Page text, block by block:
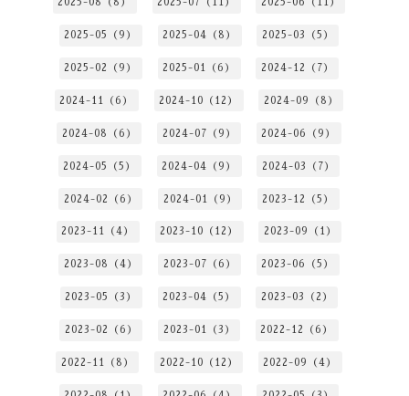
2025-08（8） 2025-07（11） 2025-06（11）
2025-05（9） 2025-04（8） 2025-03（5）
2025-02（9） 2025-01（6） 2024-12（7）
2024-11（6） 2024-10（12） 2024-09（8）
2024-08（6） 2024-07（9） 2024-06（9）
2024-05（5） 2024-04（9） 2024-03（7）
2024-02（6） 2024-01（9） 2023-12（5）
2023-11（4） 2023-10（12） 2023-09（1）
2023-08（4） 2023-07（6） 2023-06（5）
2023-05（3） 2023-04（5） 2023-03（2）
2023-02（6） 2023-01（3） 2022-12（6）
2022-11（8） 2022-10（12） 2022-09（4）